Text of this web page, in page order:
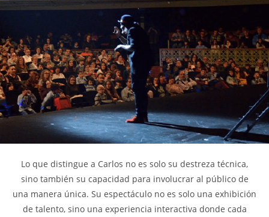
Lo que distingue a Carlos no es solo su destreza técnica,
sino también su capacidad para involucrar al público de
una manera única. Su espectáculo no es solo una exhibición
de talento, sino una experiencia interactiva donde cada